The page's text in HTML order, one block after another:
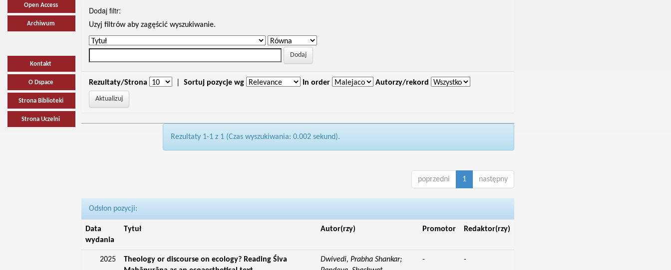
Open Access
Archiwum
Kontakt
O Dspace
Strona Biblioteki
Strona Uczelni
Dodaj filtr:
Uzyj filtrów aby zagęścić wyszukiwanie.
Rezultaty/Strona Sortuj pozycje wg In order Autorzy/rekord
Rezultaty 1-1 z 1 (Czas wyszukiwania: 0.002 sekund).
poprzedni 1 następny
Odsłon pozycji:
Data
wydania
Tytuł Autor(rzy) Promotor Redaktor(rzy)
2025
Theology or discourse on ecology? Reading Śiva
Dwivedi, Prabha Shankar;
- -